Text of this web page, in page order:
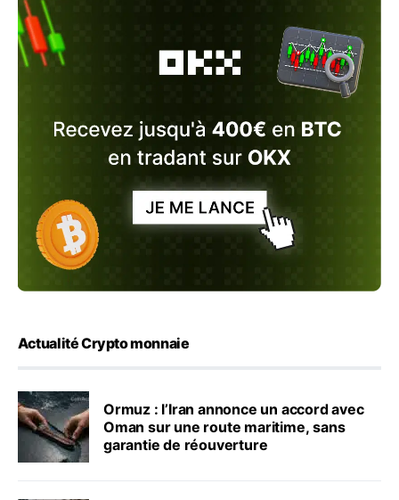
Actualité Crypto monnaie
Ormuz : l’Iran annonce un accord avec
Oman sur une route maritime, sans
garantie de réouverture